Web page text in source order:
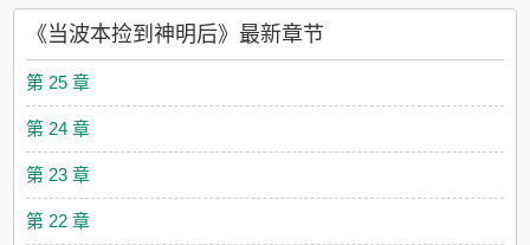
弹。英年早逝的机械天才兼女性之友：小降谷，周末一起去联谊
吗？十脸懵逼的波本：发生了什么？我的同期到底是活着还是死
原来是因为你吗？这么好的崽，扒拉过来圈住。黑崽：祂的长期
饭票，稳了！就是饭票的工作有亿点点危险，该怎么保护呢？系
统：尊敬的神明冕下，伴侣绑定你值得拥有，为您提供全方位的
伴侣保护。作为贴心的辅助，我已为您自动绑定，不用谢。黑
崽：？…………最后推一下预收：《舌尖上的酒厂》资深美食家
泽田晴彦误入热血少年漫，发现周边同事们似乎和他画风都不太
一样。左边一群不好好卖酒天天想碰瓷东京塔，右边一堆不好好
《当波本捡到神明后》最新章节
第 25 章
第 24 章
第 23 章
第 22 章